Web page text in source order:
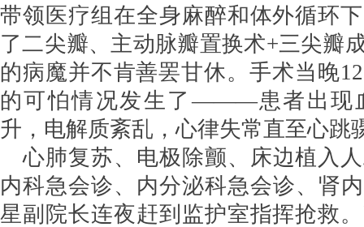
带领医疗组在全身麻醉和体外循环
了二尖瓣、主动脉瓣置换术+三尖瓣
的病魔并不肯善罢甘休。手术当晚
的可怕情况发生了———患者出现
升，电解质紊乱，心律失常直至心跳
心肺复苏、电极除颤、床边植入
内科急会诊、内分泌科急会诊、肾
星副院长连夜赶到监护室指挥抢救